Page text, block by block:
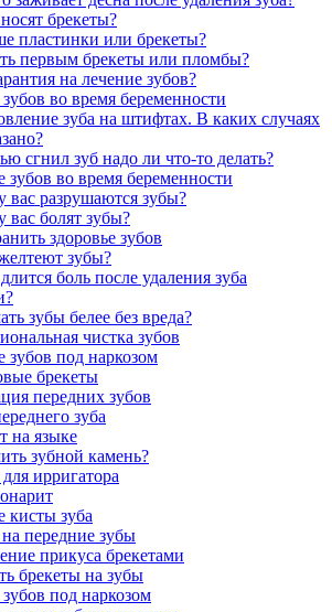
брекеты?
пластинки или брекеты?
первым брекеты или пломбы?
на лечение зубов?
во время беременности
зуба на штифтах. В каких случаях
сгнил зуб надо ли что-то делать?
зубов во время беременности
вас разрушаются зубы?
вас болят зубы?
здоровье зубов
зубы?
боль после удаления зуба
зубы белее без вреда?
чистка зубов
зубов под наркозом
брекеты
передних зубов
зуба
на языке
зубной камень?
ирригатора
кисты зуба
передние зубы
прикуса брекетами
брекеты на зубы
под наркозом